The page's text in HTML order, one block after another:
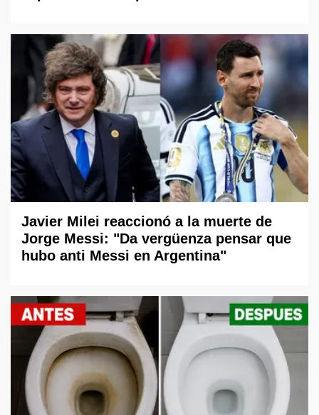
Javier Milei reaccionó a la muerte de
Jorge Messi: "Da vergüenza pensar que
hubo anti Messi en Argentina"